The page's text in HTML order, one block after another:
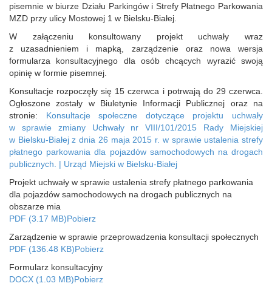
pisemnie w biurze Działu Parkingów i Strefy Płatnego Parkowania
MZD przy ulicy Mostowej 1 w Bielsku‑Białej.
W załączeniu konsultowany projekt uchwały wraz
z uzasadnieniem i mapką, zarządzenie oraz nowa wersja
formularza konsultacyjnego dla osób chcących wyrazić swoją
opinię w formie pisemnej.
Konsultacje rozpoczęły się 15 czerwca i potrwają do 29 czerwca.
Ogłoszone zostały w Biuletynie Informacji Publicznej oraz na
stronie: Konsultacje społeczne dotyczące projektu uchwały
w sprawie zmiany Uchwały nr VIII/101/2015 Rady Miejskiej
w Bielsku‑Białej z dnia 26 maja 2015 r. w sprawie ustalenia strefy
płatnego parkowania dla pojazdów samochodowych na drogach
publicznych. | Urząd Miejski w Bielsku‑Białej
Projekt uchwały w sprawie ustalenia strefy płatnego parkowania
dla pojazdów samochodowych na drogach publicznych na
obszarze mia
PDF (3.17 MB)Pobierz
Zarządzenie w sprawie przeprowadzenia konsultacji społecznych
PDF (136.48 KB)Pobierz
Formularz konsultacyjny
DOCX (1.03 MB)Pobierz